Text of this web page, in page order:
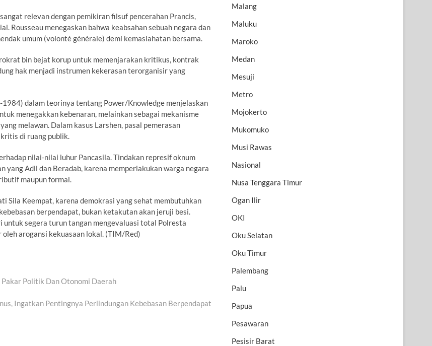
relevan dengan pemikiran filsuf pencerahan Prancis,
Rousseau menegaskan bahwa keabsahan sebuah negara dan
umum (volonté générale) demi kemaslahatan bersama.
bin bejat korup untuk memenjarakan kritikus, kontrak
hak menjadi instrumen kekerasan terorganisir yang
dalam teorinya tentang Power/Knowledge menjelaskan
menegakkan kebenaran, melainkan sebagai mekanisme
melawan. Dalam kasus Larshen, pasal pemerasan
di ruang publik.
nilai-nilai luhur Pancasila. Tindakan represif oknum
yang Adil dan Beradab, karena memperlakukan warga negara
maupun formal.
Sila Keempat, karena demokrasi yang sehat membutuhkan
berpendapat, bukan ketakutan akan jeruji besi.
segera turun tangan mengevaluasi total Polresta
arogansi kekuasaan lokal. (TIM/Red)
Politik Dan Otonomi Daerah
Ingatkan Pentingnya Perlindungan Kebebasan Berpendapat
Malang
Maluku
Maroko
Medan
Mesuji
Metro
Mojokerto
Mukomuko
Musi Rawas
Nasional
Nusa Tenggara Timur
Ogan Ilir
OKI
Oku Selatan
Oku Timur
Palembang
Palu
Papua
Pesawaran
Pesisir Barat